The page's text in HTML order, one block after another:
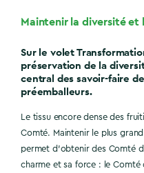
Maintenir la diversité et
Sur le volet
préservation de la
central des savoir-faire
préemballeurs.
Le tissu encore dense des
Comté. Maintenir le plus
permet d’obtenir des Comté
charme et sa force : le Comté